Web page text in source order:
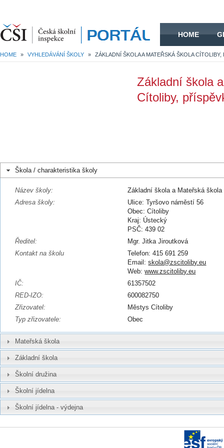
HOME
HOME » VYHLEDÁVÁNÍ ŠKOLY »
Základní škola
Cítoliby,
Škola / charakteristika školy
Název školy:
Základní škola a Mateřská
Adresa školy:
Ulice: Tyršovo náměstí 56
Obec: Cítoliby
Kraj: Ústecký
PSČ: 439 02
Ředitel:
Mgr. Jitka Jiroutková
Kontakt na školu
Telefon: 415 691 259
Email:skola@zscitoliby.eu
Web:www.zscitoliby.eu
IČ:
61357502
RED-IZO:
600082750
Zřizovatel:
Městys Cítoliby
Typ zřizovatele:
Obec
Mateřská škola
Základní škola
Školní družina
Školní jídelna
Školní jídelna - výdejna